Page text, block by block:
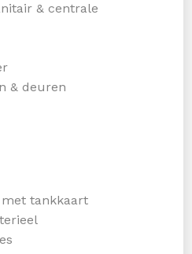
& centrale
& deuren
tankkaart